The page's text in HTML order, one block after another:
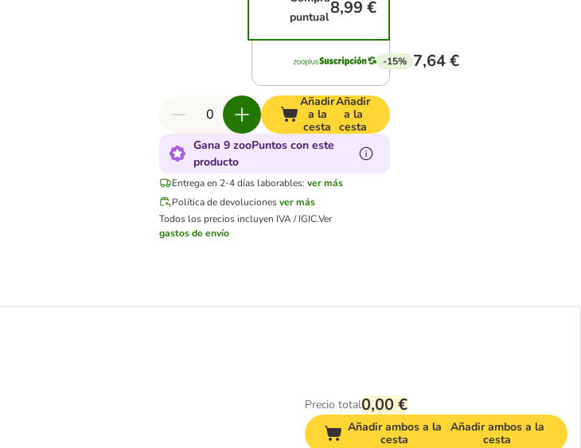
puntual8,99 €
-15% 7,64 €
Añadir
a la
cesta
Añadir
a la
cesta
Gana 9 zooPuntos con este
producto
Entrega en 2-4 días laborables: ver más
Política de devolucionesver más
Todos los precios incluyen IVA / IGIC.Ver
gastos de envío
Precio total0,00 €
Añadir ambos a la
cesta
Añadir ambos a la
cesta